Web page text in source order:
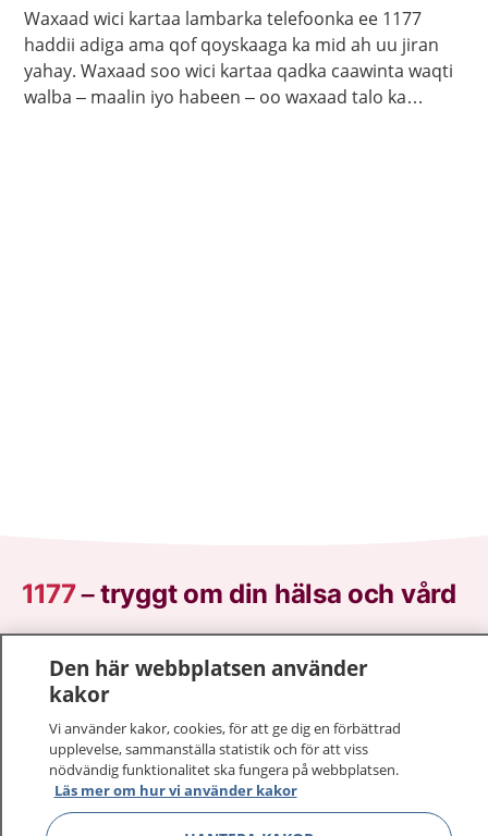
Waxaad wici kartaa lambarka telefoonka ee 1177
haddii adiga ama qof qoyskaaga ka mid ah uu jiran
yahay. Waxaad soo wici kartaa qadka caawinta waqti
walba – maalin iyo habeen – oo waxaad talo ka
1177–tryggt om din hälsa och vård
sjukdomar och vilka mottagningar du kan kontakta.
Logga in för att läsa din journal och göra dina
vårdärenden. Ring telefonnummer 1177 för
sjukvårdsrådgivning dygnet runt.
1177 ger dig råd när du vill må bättre.
Den här webbplatsen använder
kakor
Vi använder kakor, cookies, för att ge dig en förbättrad
upplevelse, sammanställa statistik och för att viss
nödvändig funktionalitet ska fungera på webbplatsen.
Läs mer om hur vi använder kakor